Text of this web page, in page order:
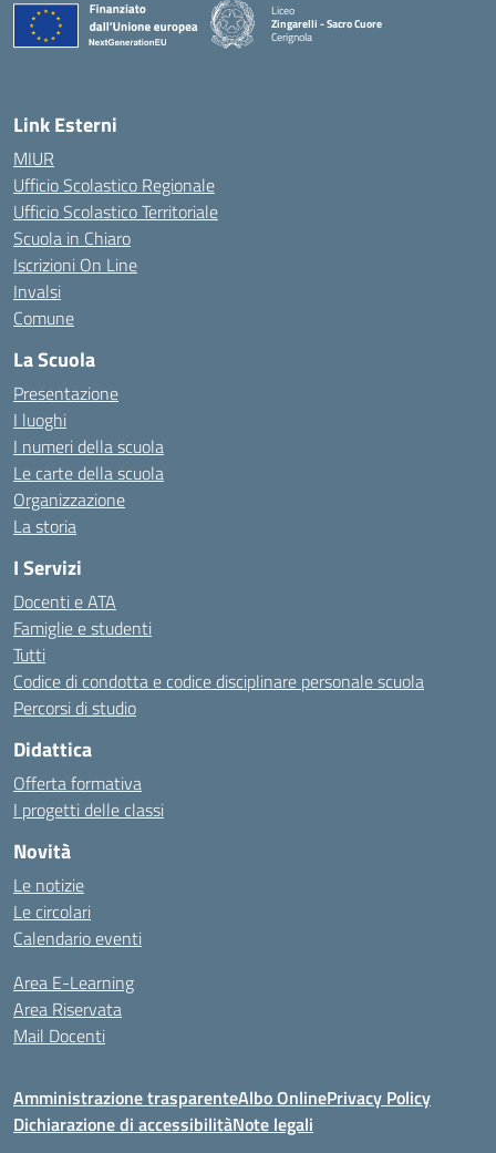
Liceo
Zingarelli - Sacro Cuore
Cerignola
— Visita la pagina iniziale della scuola
Link Esterni
MIUR
Ufficio Scolastico Regionale
Ufficio Scolastico Territoriale
Scuola in Chiaro
Iscrizioni On Line
Invalsi
Comune
La Scuola
Presentazione
I luoghi
I numeri della scuola
Le carte della scuola
Organizzazione
La storia
I Servizi
Docenti e ATA
Famiglie e studenti
Tutti
Codice di condotta e codice disciplinare personale scuola
Percorsi di studio
Didattica
Offerta formativa
I progetti delle classi
Novità
Le notizie
Le circolari
Calendario eventi
Area E-Learning
Area Riservata
Mail Docenti
Amministrazione trasparenteAlbo OnlinePrivacy Policy
Dichiarazione di accessibilitàNote legali